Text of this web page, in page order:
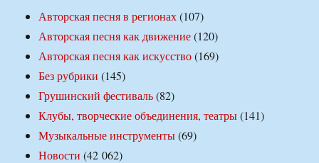
Авторская песня в регионах(107)
Авторская песня как движение(120)
Авторская песня как искусство(169)
Без рубрики (145)
Грушинский фестиваль(82)
Клубы, творческие объединения, театры(141)
Музыкальные инструменты(69)
Новости (42 062)